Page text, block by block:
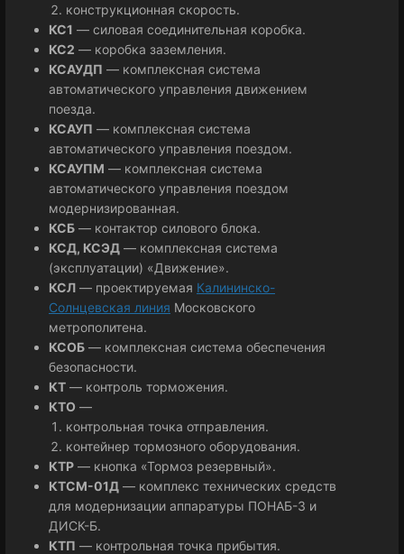
конструкционная скорость.
КС1 — силовая соединительная коробка.
КС2 — коробка заземления.
КСАУДП — комплексная система
автоматического управления движением
поезда.
КСАУП — комплексная система
автоматического управления поездом.
КСАУПМ — комплексная система
автоматического управления поездом
модернизированная.
КСБ — контактор силового блока.
КСД, КСЭД — комплексная система
(эксплуатации) «Движение».
КСЛ — проектируемая Калининско-
Солнцевская линия Московского
метрополитена.
КСОБ — комплексная система обеспечения
безопасности.
КТ — контроль торможения.
КТО —
контрольная точка отправления.
контейнер тормозного оборудования.
КТР — кнопка «Тормоз резервный».
КТСМ-01Д — комплекс технических средств
для модернизации аппаратуры ПОНАБ-3 и
ДИСК-Б.
КТП — контрольная точка прибытия.